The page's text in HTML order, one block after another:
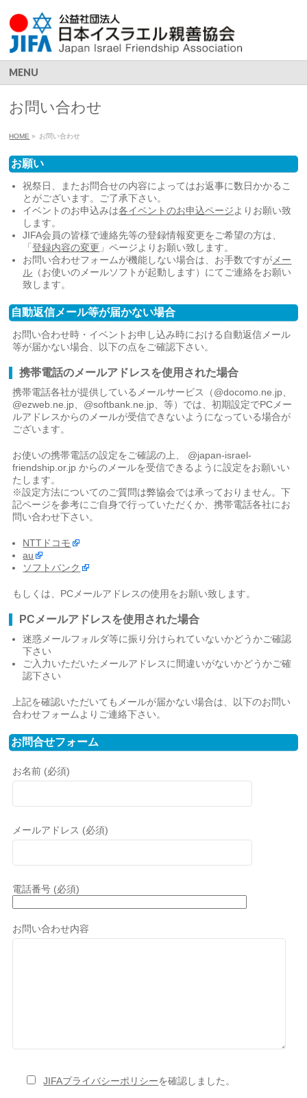
MENU
お問い合わせ
HOME » お問い合わせ
お願い
祝祭日、またお問合せの内容によってはお返事に数日かかるこ
とがございます。ご了承下さい。
イベントのお申込みは各イベントのお申込ページよりお願い致
します。
JIFA会員の皆様で連絡先等の登録情報変更をご希望の方は、
「登録内容の変更 」ページよりお願い致します。
お問い合わせフォームが機能しない場合は、お手数ですが メー
ル （お使いのメールソフトが起動します）にてご連絡をお願い
致します。
自動返信メール等が届かない場合
お問い合わせ時・イベントお申し込み時における自動返信メール
等が届かない場合、以下の点をご確認下さい。
携帯電話のメールアドレスを使用された場合
携帯電話各社が提供しているメールサービス（@docomo.ne.jp、
@ezweb.ne.jp、@softbank.ne.jp、等）では、初期設定でPCメー
ルアドレスからのメールが受信できないようになっている場合が
ございます。
お使いの携帯電話の設定をご確認の上、 @japan-israel-
friendship.or.jp からのメールを受信できるように設定をお願いい
たします。
※設定方法についてのご質問は弊協会では承っておりません。下
記ページを参考にご自身で行っていただくか、携帯電話各社にお
問い合わせ下さい。
NTTドコモ
au
ソフトバンク
もしくは、PCメールアドレスの使用をお願い致します。
PCメールアドレスを使用された場合
迷惑メールフォルダ等に振り分けられていないかどうかご確認
下さい
ご入力いただいたメールアドレスに間違いがないかどうかご確
認下さい
上記を確認いただいてもメールが届かない場合は、以下のお問い
合わせフォームよりご連絡下さい。
お問合せフォーム
お名前 (必須)
メールアドレス (必須)
電話番号 (必須)
お問い合わせ内容
JIFAプライバシーポリシーを確認しました。